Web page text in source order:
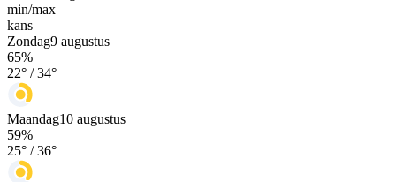
min/max
kans
Zondag9 augustus
65%
22° /34°
Maandag10 augustus
59%
25° /36°